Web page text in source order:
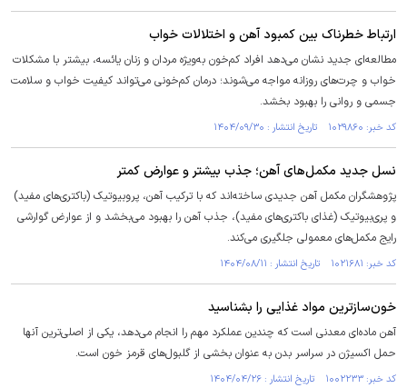
ارتباط خطرناک بین کمبود آهن و اختلالات خواب
مطالعه‌ای جدید نشان می‌دهد افراد کم‌خون به‌ویژه مردان و زنان یائسه، بیشتر با مشکلات
خواب و چرت‌های روزانه مواجه می‌شوند؛ درمان کم‌خونی می‌تواند کیفیت خواب و سلامت
جسمی و روانی را بهبود بخشد.
کد خبر: ۱۰۲۹۸۶۰ تاریخ انتشار : ۱۴۰۴/۰۹/۳۰
نسل جدید مکمل‌های آهن؛ جذب بیشتر و عوارض کمتر
پژوهشگران مکمل آهن جدیدی ساخته‌اند که با ترکیب آهن، پروبیوتیک (باکتری‌های مفید)
و پری‌بیوتیک (غذای باکتری‌های مفید)، جذب آهن را بهبود می‌بخشد و از عوارض گوارشی
رایج مکمل‌های معمولی جلگیری می‌کند.
کد خبر: ۱۰۲۱۶۸۱ تاریخ انتشار : ۱۴۰۴/۰۸/۱۱
خون‌سازترین مواد غذایی را بشناسید
آهن ماده‌ای معدنی است که چندین عملکرد مهم را انجام می‌دهد، یکی از اصلی‌ترین آنها
حمل اکسیژن در سراسر بدن به عنوان بخشی از گلبول‌های قرمز خون است.
کد خبر: ۱۰۰۲۲۳۳ تاریخ انتشار : ۱۴۰۴/۰۴/۲۶